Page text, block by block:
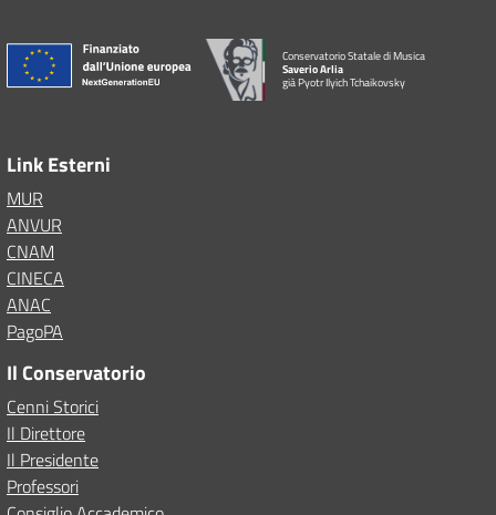
Conservatorio Statale di Musica
Saverio Arlia
già Pyotr Ilyich Tchaikovsky
Link Esterni
MUR
ANVUR
CNAM
CINECA
ANAC
PagoPA
Il Conservatorio
Cenni Storici
Il Direttore
Il Presidente
Professori